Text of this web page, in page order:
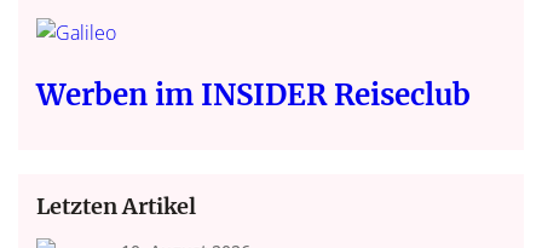
Werben im INSIDER Reiseclub
Letzten Artikel